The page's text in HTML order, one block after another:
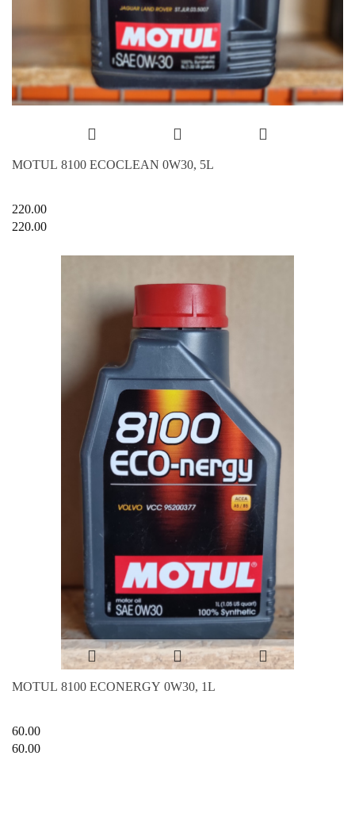
MOTUL 8100 ECOCLEAN 0W30, 5L
220.00
220.00
MOTUL 8100 ECONERGY 0W30, 1L
60.00
60.00